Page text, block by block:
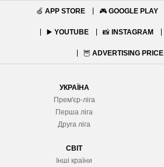
🍏 APP STORE 🎮 GOOGLE PLAY
▶️ YOUTUBE 📸 INSTAGRAM
🦉 ADVERTISING PRICE
УКРАЇНА
Прем'єр-ліга
Перша ліга
Друга ліга
СВІТ
Інші країни